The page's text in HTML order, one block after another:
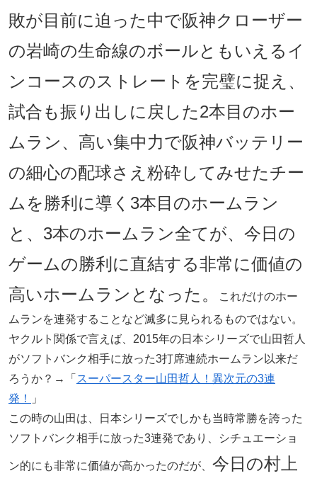
敗が目前に迫った中で阪神クローザー
の岩崎の生命線のボールともいえるイ
ンコースのストレートを完璧に捉え、
試合も振り出しに戻した2本目のホー
ムラン、高い集中力で阪神バッテリー
の細心の配球さえ粉砕してみせたチー
ムを勝利に導く3本目のホームラン
と、3本のホームラン全てが、今日の
ゲームの勝利に直結する非常に価値の
高いホームランとなった。
これだけのホー
ムランを連発することなど滅多に見られるものではない。
ヤクルト関係で言えば、2015年の日本シリーズで山田哲人
がソフトバンク相手に放った3打席連続ホームラン以来だ
ろうか？→「 スーパースター山田哲人！異次元の3連
発！
」
この時の山田は、日本シリーズでしかも当時常勝を誇った
ソフトバンク相手に放った3連発であり、シチュエーショ
ン的にも非常に価値が高かったのだが、 今日の村上